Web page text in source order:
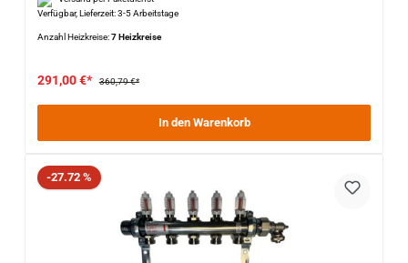
Verfügbar, Lieferzeit: 3-5 Arbeitstage
Anzahl Heizkreise:7 Heizkreise
291,00 €* 360,79 €*
In den Warenkorb
Rabatt
-27.72 %